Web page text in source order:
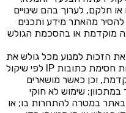
חלקם, לערוך בהם שינויים
מהאתר מידע ותכנים
מוקדמת או בהסכמת הגולש
הזכות למנוע מכל גולש את
השימוש באתר ו/או בחלקו לרבות חסימת כתובות IP לפי שיקול
וכן כאשר מושארים
במתכוון; שימוש לא חוקי
באתר במטרה להתחרות בו; או